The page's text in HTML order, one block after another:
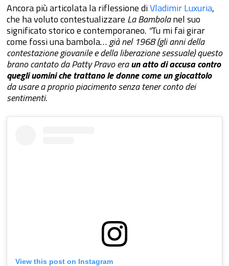
Ancora più articolata la riflessione diVladimir Luxuria,
che ha voluto contestualizzare La Bambolanel suo
significato storico e contemporaneo. “Tu mi fai girar
come fossi una bambola…già nel 1968 (gli anni della
contestazione giovanile e della liberazione sessuale) questo
brano cantato da Patty Pravo eraun atto di accusa contro
quegli uomini che trattano le donne come un giocattolo
da usare a proprio piacimento senza tener conto dei
sentimenti.
View this post on Instagram